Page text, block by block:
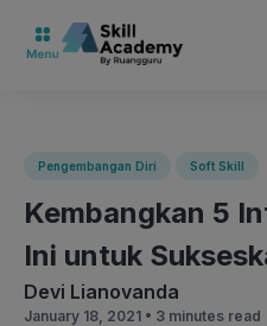
Pengembangan Diri Soft Skill
Kembangkan 5
Ini untuk
Devi Lianovanda
January 18, 2021 • 3 minutes read